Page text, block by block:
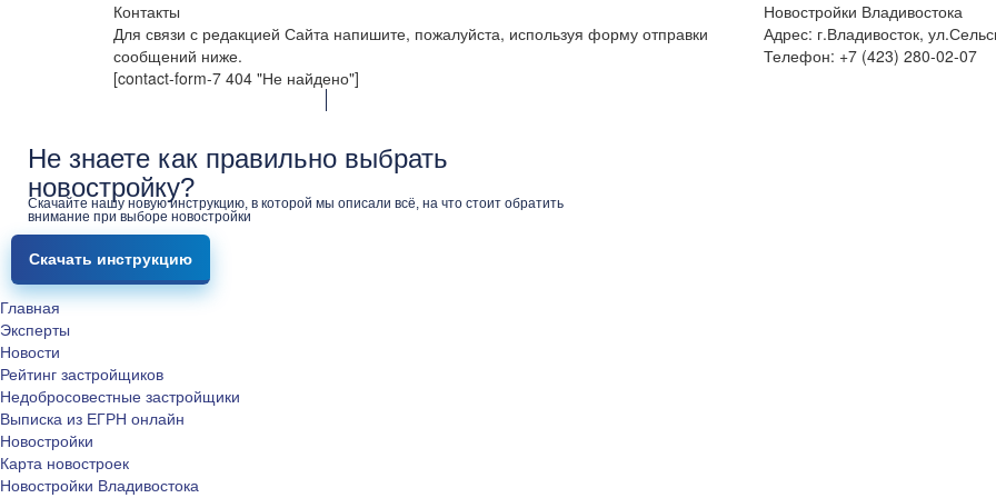
Контакты
Для связи с редакцией Сайта напишите, пожалуйста, используя форму отправки
сообщений ниже.
[contact-form-7 404 "Не найдено"]
Новостройки Владивостока
Адрес: г.Владивосток,
Телефон: +7 (423) 280-02-07
Не знаете как правильно выбрать
новостройку?
Скачайте нашу новую инструкцию, в которой мы описали всё, на что стоит обратить
внимание при выборе новостройки
Скачать инструкцию
Главная
Эксперты
Новости
Рейтинг застройщиков
Недобросовестные застройщики
Выписка из ЕГРН онлайн
Новостройки
Карта новостроек
Новостройки Владивостока